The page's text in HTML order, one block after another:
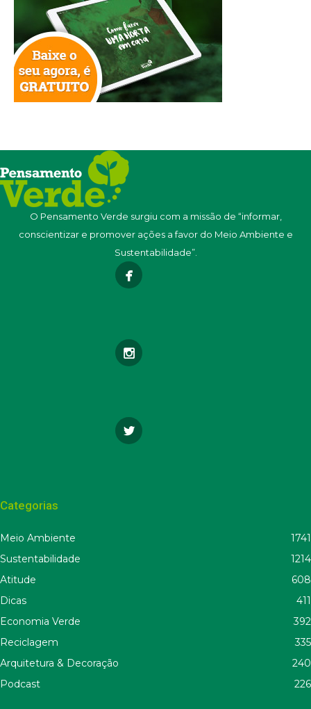
O Pensamento Verde surgiu com a missão de “informar,
conscientizar e promover ações a favor do Meio Ambiente e
Sustentabilidade”.
Categorias
Meio Ambiente
1741
Sustentabilidade
1214
Atitude
608
Dicas
411
Economia Verde
392
Reciclagem
335
Arquitetura & Decoração
240
Podcast
226